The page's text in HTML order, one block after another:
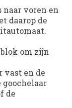
naar voren en
daarop de
om zijn
vast en de
goochelaar
de